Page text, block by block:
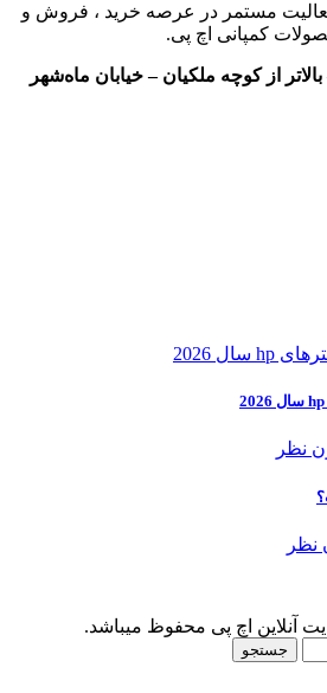
فعالیت مستمر در عرصه خرید ، فروش و
کمپانی اچ پی.
از کوچه ملکیان – خیابان ماه‌شهر
نظر
نظر
آنلاین اچ پی محفوظ میباشد.
جستجو